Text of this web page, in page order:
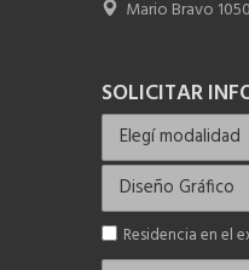
Mario Bravo
SOLICITAR
Residencia en el